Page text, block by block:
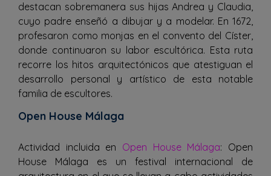
destacan sobremanera sus hijas Andrea y Claudia,
cuyo padre enseñó a dibujar y a modelar. En 1672,
profesaron como monjas en el convento del Císter,
donde continuaron su labor escultórica. Esta ruta
recorre los hitos arquitectónicos que atestiguan el
desarrollo personal y artístico de esta notable
familia de escultores.
Open House Málaga
Actividad incluida en Open House Málaga: Open
House Málaga es un festival internacional de